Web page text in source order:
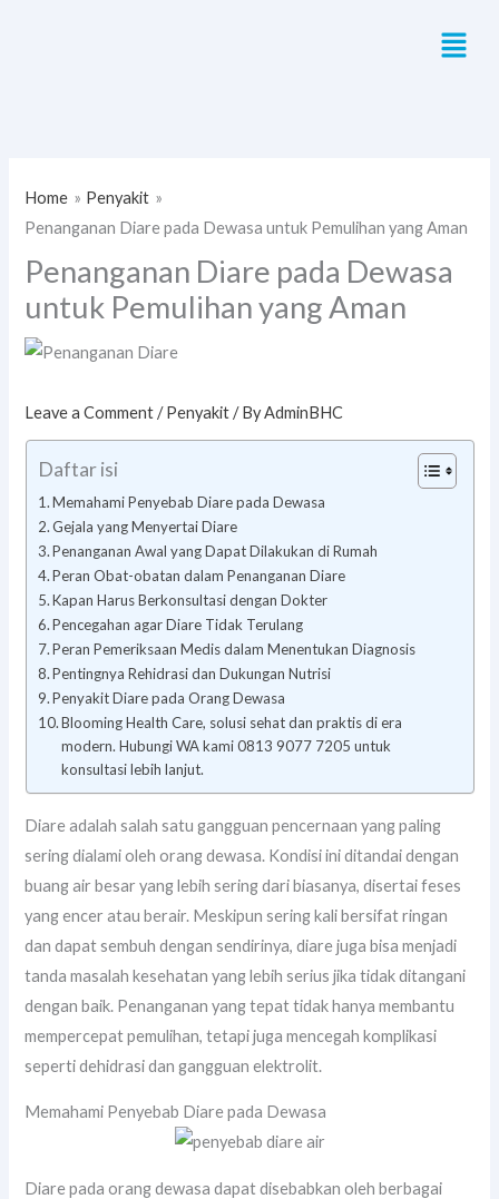
Menu
Home
Penyakit
Penanganan Diare pada Dewasa untuk Pemulihan yang Aman
Penanganan Diare pada Dewasa
untuk Pemulihan yang Aman
Leave a Comment /Penyakit/ ByAdminBHC
Daftar isi
Memahami Penyebab Diare pada Dewasa
Gejala yang Menyertai Diare
Penanganan Awal yang Dapat Dilakukan di Rumah
Peran Obat-obatan dalam Penanganan Diare
Kapan Harus Berkonsultasi dengan Dokter
Pencegahan agar Diare Tidak Terulang
Peran Pemeriksaan Medis dalam Menentukan Diagnosis
Pentingnya Rehidrasi dan Dukungan Nutrisi
Penyakit Diare pada Orang Dewasa
Blooming Health Care, solusi sehat dan praktis di era
modern. Hubungi WA kami 0813 9077 7205 untuk
konsultasi lebih lanjut.
Diare adalah salah satu gangguan pencernaan yang paling
sering dialami oleh orang dewasa. Kondisi ini ditandai dengan
buang air besar yang lebih sering dari biasanya, disertai feses
yang encer atau berair. Meskipun sering kali bersifat ringan
dan dapat sembuh dengan sendirinya, diare juga bisa menjadi
tanda masalah kesehatan yang lebih serius jika tidak ditangani
dengan baik. Penanganan yang tepat tidak hanya membantu
mempercepat pemulihan, tetapi juga mencegah komplikasi
seperti dehidrasi dan gangguan elektrolit.
Memahami Penyebab Diare pada Dewasa
Diare pada orang dewasa dapat disebabkan oleh berbagai